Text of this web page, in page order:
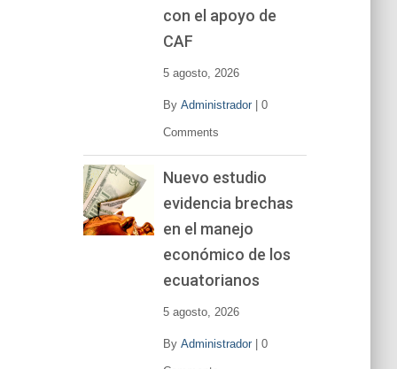
con el apoyo de
CAF
5 agosto, 2026
By Administrador| 0
Comments
Nuevo estudio
evidencia brechas
en el manejo
económico de los
ecuatorianos
5 agosto, 2026
By Administrador| 0